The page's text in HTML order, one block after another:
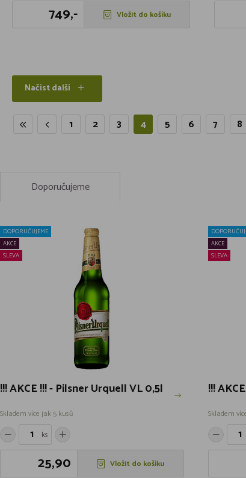
749,- Vložit do košíku
Načíst další
1 2 3 4 5 6 7 8
Doporučujeme
DOPORUČUJEME
AKCE
SLEVA
!!! AKCE !!! - Pilsner Urquell VL 0,5l
Skladem více jak 5 kusů
ks
25,90 Vložit do košíku
AKCE
SLEVA
!!!
Skladem